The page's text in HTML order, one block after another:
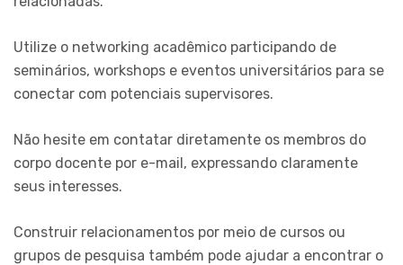
Utilize o networking acadêmico participando de
seminários, workshops e eventos universitários para se
conectar com potenciais supervisores.
Não hesite em contatar diretamente os membros do
corpo docente por e-mail, expressando claramente
seus interesses.
Construir relacionamentos por meio de cursos ou
grupos de pesquisa também pode ajudar a encontrar o